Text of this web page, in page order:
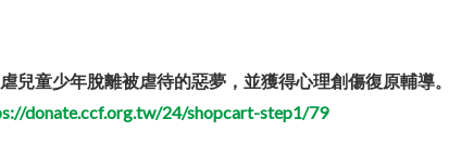
兒童少年脫離被虐待的惡夢，並獲得心理創傷復原輔導。
donate.ccf.org.tw/24/shopcart-step1/79